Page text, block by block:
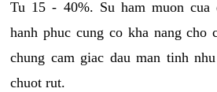
Tu 15 - 40%. Su ham muon cua
hanh phuc cung co kha nang cho
chung cam giac dau man tinh
chuot rut.